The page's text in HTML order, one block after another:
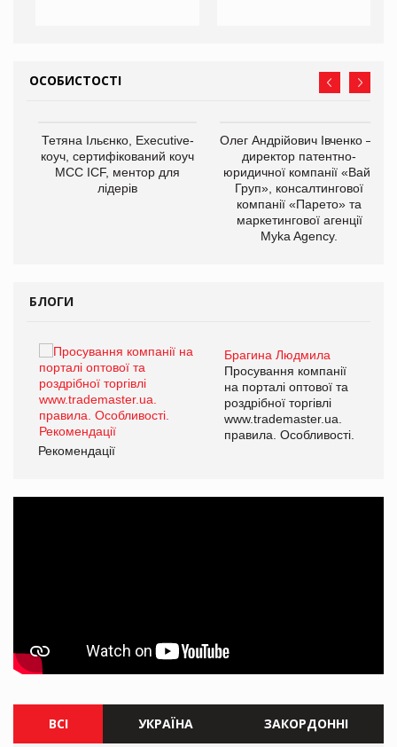
ОСОБИСТОСТІ
Тетяна Ільєнко, Executive-
коуч, сертифікований коуч
МСС ICF, ментор для
лідерів
Олег Андрійович Івченко —
директор патентно-
юридичної компанії «Вайз
Груп», консалтингової
компанії «Парето» та
маркетингової агенції
Myka Agency.
БЛОГИ
Брагина Людмила
Просування компанії
на порталі оптової та
роздрібної торгівлі
www.trademaster.ua.
правила. Особливості.
Рекомендації
ВСІ УКРАЇНА ЗАКОРДОННІ